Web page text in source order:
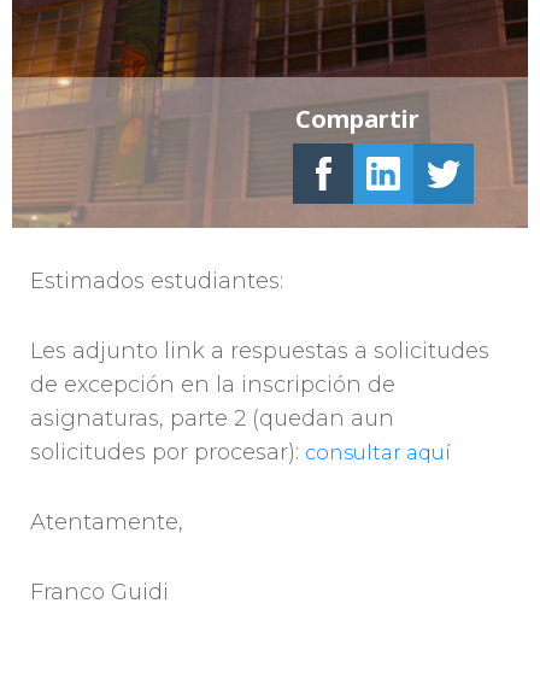
Estimados estudiantes:
Les adjunto link a respuestas a solicitudes
de excepción en la inscripción de
asignaturas, parte 2 (quedan aun
solicitudes por procesar): consultar aquí
Atentamente,
Franco Guidi
Compartir